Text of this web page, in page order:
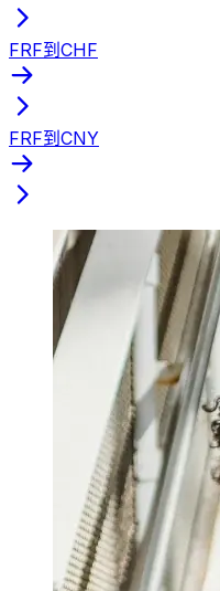
FRF到CHF
FRF到CNY